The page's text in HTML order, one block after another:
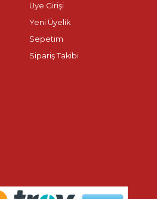
Üye Girişi
Yeni Üyelik
Sepetim
Sipariş Takibi